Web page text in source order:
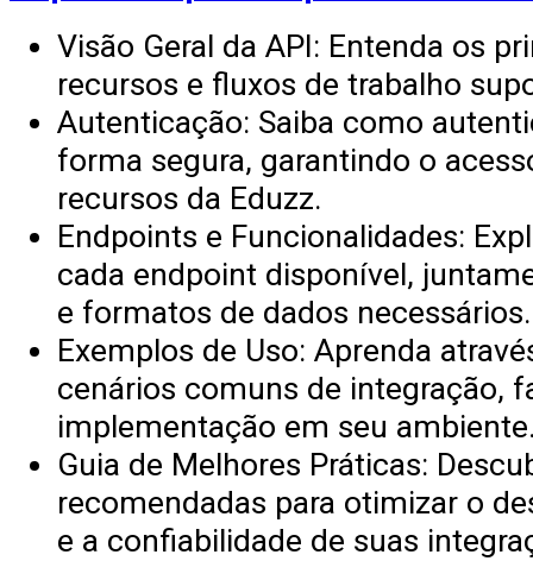
Visão Geral da API: Entenda os
recursos e fluxos de trabalho
Autenticação: Saiba como
forma segura, garantindo o
recursos da Eduzz.
Endpoints e Funcionalidades:
cada endpoint disponível,
e formatos de dados necessários.
Exemplos de Uso: Aprenda
cenários comuns de integração,
implementação em seu
Guia de Melhores Práticas:
recomendadas para otimizar o
e a confiabilidade de suas